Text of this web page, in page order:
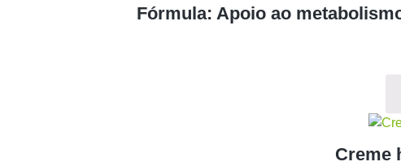
Fórmula: Apoio ao
Creme